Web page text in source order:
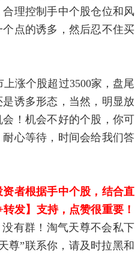
理控制手中个股仓位和风
点的诱多，然后忍不住买
涨个股超过3500家，盘尾
诱多形态，当然，明显放
！机会不好的个股，你可
心等待，时间会给我们答
者根据手中个股，结合直
发】支持，点赞很重要！
有群！淘气天尊不会私下
尊”联系你，请及时拉黑和